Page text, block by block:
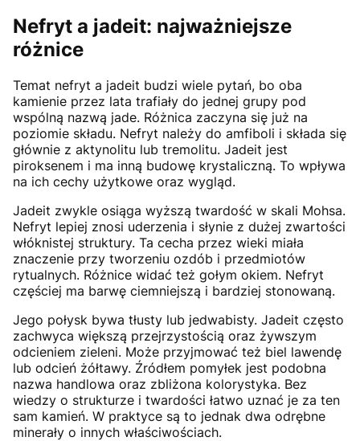
Nefryt a jadeit: najważniejsze
różnice
Temat nefryt a jadeit budzi wiele pytań, bo oba
kamienie przez lata trafiały do jednej grupy pod
wspólną nazwą jade. Różnica zaczyna się już na
poziomie składu. Nefryt należy do amfiboli i składa się
głównie z aktynolitu lub tremolitu. Jadeit jest
piroksenem i ma inną budowę krystaliczną. To wpływa
na ich cechy użytkowe oraz wygląd.
Jadeit zwykle osiąga wyższą twardość w skali Mohsa.
Nefryt lepiej znosi uderzenia i słynie z dużej zwartości
włóknistej struktury. Ta cecha przez wieki miała
znaczenie przy tworzeniu ozdób i przedmiotów
rytualnych. Różnice widać też gołym okiem. Nefryt
częściej ma barwę ciemniejszą i bardziej stonowaną.
Jego połysk bywa tłusty lub jedwabisty. Jadeit często
zachwyca większą przejrzystością oraz żywszym
odcieniem zieleni. Może przyjmować też biel lawendę
lub odcień żółtawy. Źródłem pomyłek jest podobna
nazwa handlowa oraz zbliżona kolorystyka. Bez
wiedzy o strukturze i twardości łatwo uznać je za ten
sam kamień. W praktyce są to jednak dwa odrębne
minerały o innych właściwościach.